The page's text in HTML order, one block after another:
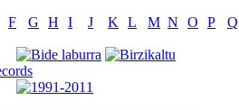
F G H I J K L M N O P Q